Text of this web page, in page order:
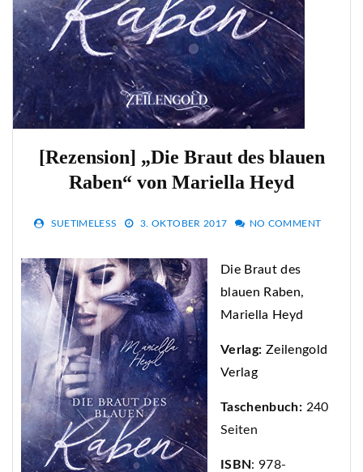
[Rezension] „Die Braut des blauen
Raben“ von Mariella Heyd
SUETIMELESS 3. OKTOBER 2017 NO COMMENT
Die Braut des
blauen Raben,
Mariella Heyd
Verlag: Zeilengold
Verlag
Taschenbuch: 240
Seiten
ISBN: 978-